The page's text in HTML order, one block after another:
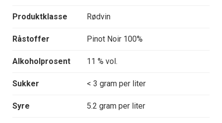
Produktklasse Rødvin
Råstoffer Pinot Noir 100%
Alkoholprosent 11 % vol.
Sukker < 3 gram per liter
Syre 5.2 gram per liter